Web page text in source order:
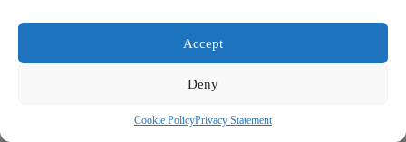
Accept
Deny
Cookie PolicyPrivacy Statement